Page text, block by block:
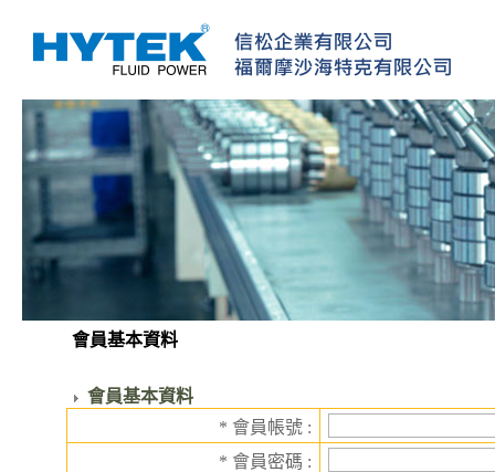
會員基本資料
會員基本資料
* 會員帳號 :
* 會員密碼 :